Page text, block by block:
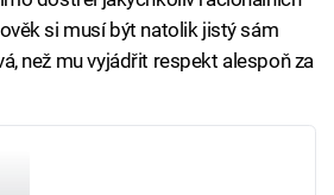
si musí být natolik jistý sám
než mu vyjádřit respekt alespoň za